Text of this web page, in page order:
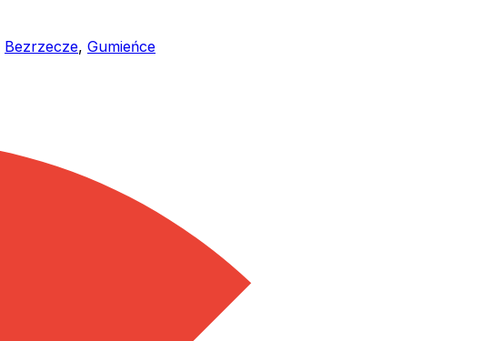
Bezrzecze, Gumieńce